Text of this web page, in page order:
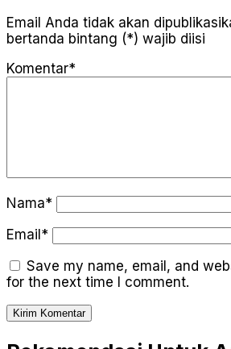
Email Anda tidak akan
bertanda bintang (*) wajib diisi
Komentar*
Nama*
Email*
Save my name, email, and
for the next time I comment.